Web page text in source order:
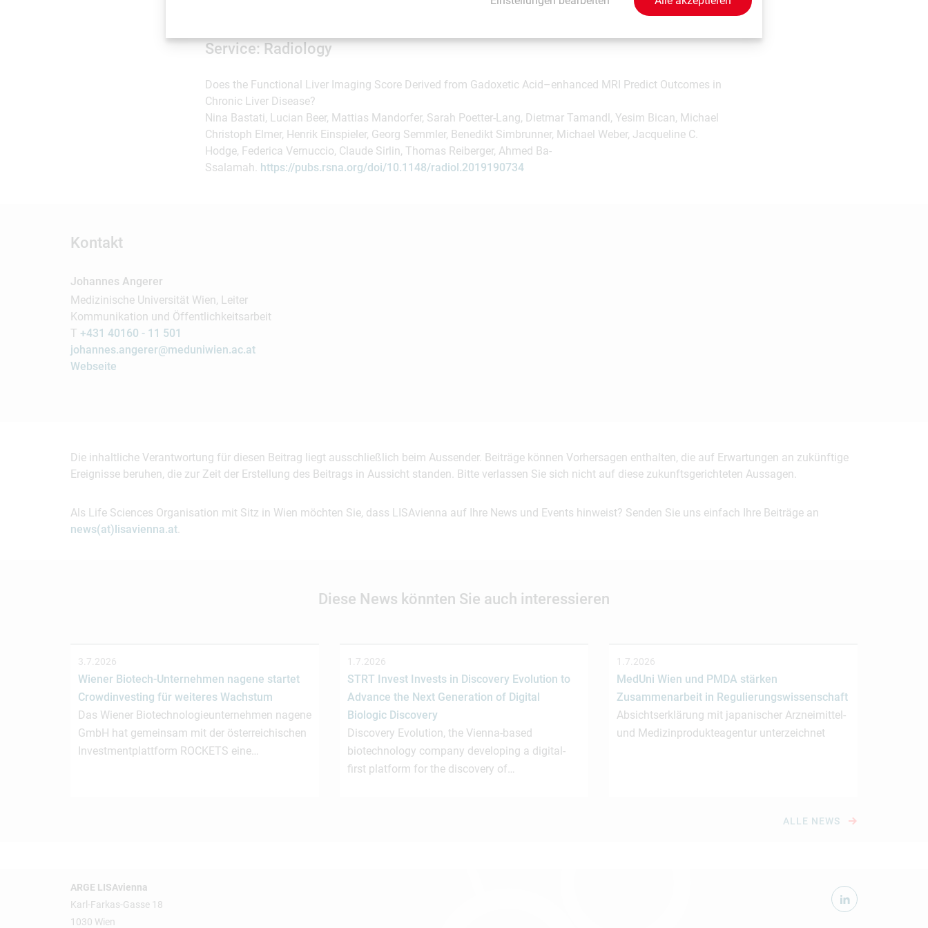
Service: Radiology
Does the Functional Liver Imaging Score Derived from Gadoxetic Acid–enhanced MRI Predict Outcomes in
Chronic Liver Disease?
Nina Bastati, Lucian Beer, Mattias Mandorfer, Sarah Poetter-Lang, Dietmar Tamandl, Yesim Bican, Michael
Christoph Elmer, Henrik Einspieler, Georg Semmler, Benedikt Simbrunner, Michael Weber, Jacqueline C.
Hodge, Federica Vernuccio, Claude Sirlin, Thomas Reiberger, Ahmed Ba-
Ssalamah. https://pubs.rsna.org/doi/10.1148/radiol.2019190734
Kontakt
Johannes Angerer
Medizinische Universität Wien, Leiter
Kommunikation und Öffentlichkeitsarbeit
T +431 40160 - 11 501
johannes.angerer@meduniwien.ac.at
Webseite
Die inhaltliche Verantwortung für diesen Beitrag liegt ausschließlich beim Aussender. Beiträge können Vorhersagen enthalten, die auf Erwartungen an zukünftige
Ereignisse beruhen, die zur Zeit der Erstellung des Beitrags in Aussicht standen. Bitte verlassen Sie sich nicht auf diese zukunftsgerichteten Aussagen.
Als Life Sciences Organisation mit Sitz in Wien möchten Sie, dass LISAvienna auf Ihre News und Events hinweist? Senden Sie uns einfach Ihre Beiträge an
news(at)lisavienna.at.
Diese News könnten Sie auch interessieren
3.7.2026
Wiener Biotech-Unternehmen nagene startet
Crowdinvesting für weiteres Wachstum
Das Wiener Biotechnologieunternehmen nagene
GmbH hat gemeinsam mit der österreichischen
Investmentplattform ROCKETS eine…
1.7.2026
STRT Invest Invests in Discovery Evolution to
Advance the Next Generation of Digital
Biologic Discovery
Discovery Evolution, the Vienna-based
biotechnology company developing a digital-
first platform for the discovery of…
1.7.2026
MedUni Wien und PMDA stärken
Zusammenarbeit in Regulierungswissenschaft
Absichtserklärung mit japanischer Arzneimittel-
und Medizinprodukteagentur unterzeichnet
ALLE NEWS
ARGE LISAvienna
Karl-Farkas-Gasse 18
1030 Wien